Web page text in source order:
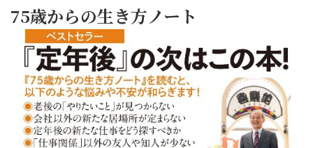
75歳からの生き方ノート